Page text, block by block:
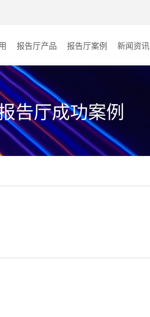
报告厅产品
AI智慧视频会议系统
AI智慧会议平板
视频会议配件
AI智慧会议平板itchub
报告厅案例
文体场馆
教育
医疗
新闻资讯
告厅成功案例